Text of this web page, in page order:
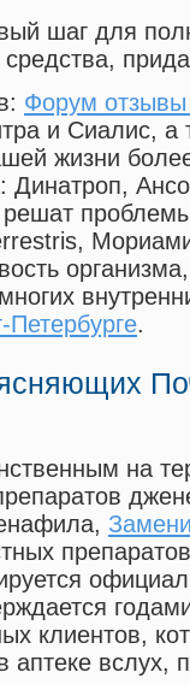
шаг для
Форум отзывы
и Сиалис, а
жизни
: Динатроп,
Петербурге.
на
,
препаратов
клиентов,
вслух,